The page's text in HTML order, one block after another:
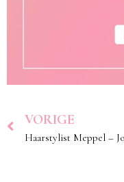
VORIGE